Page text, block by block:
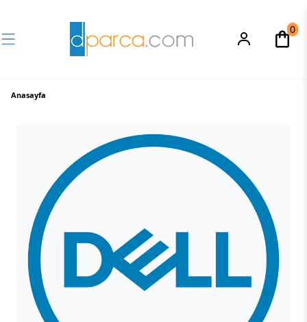
0
Anasayfa